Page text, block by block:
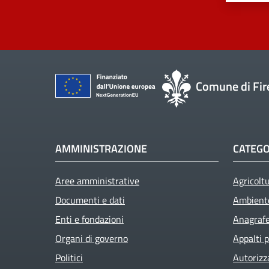
Comune di
AMMINISTRAZIONE
Aree amministrative
Documenti e dati
Enti e fondazioni
Organi di governo
Politici
Appalti